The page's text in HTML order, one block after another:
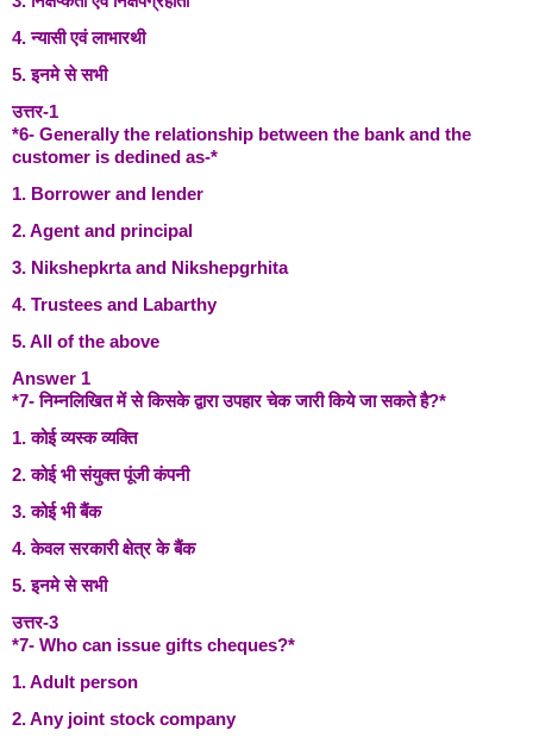
4. न्यासी एवं लाभारथी
5. इनमे से सभी
उत्तर-1
*6- Generally the relationship between the bank and the
customer is dedined as-*
1. Borrower and lender
2. Agent and principal
3. Nikshepkrta and Nikshepgrhita
4. Trustees and Labarthy
5. All of the above
Answer 1
*7- निम्नलिखित में से किसके द्वारा उपहार चेक जारी किये जा सकते है?*
1. कोई व्यस्क व्यक्ति
2. कोई भी संयुक्त पूंजी कंपनी
3. कोई भी बैंक
4. केवल सरकारी क्षेत्र के बैंक
5. इनमे से सभी
उत्तर-3
*7- Who can issue gifts cheques?*
1. Adult person
2. Any joint stock company